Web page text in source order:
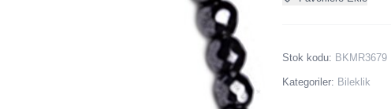
Stok kodu: BKMR3679
Kategoriler: Bileklik